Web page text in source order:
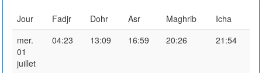
Jour Fadjr Dohr Asr Maghrib
Icha
mer.
01
juillet
04:23 13:09 16:59 20:26 21:54